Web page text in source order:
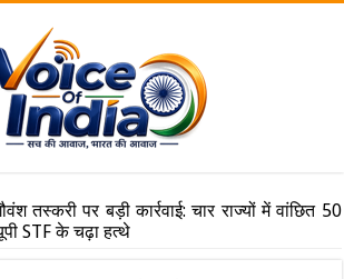
तस्करी पर बड़ी कार्रवाई: चार राज्यों में वांछित 50
STF के चढ़ा हत्थे